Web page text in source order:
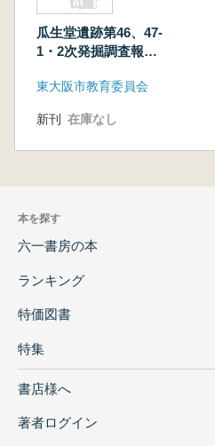
瓜生堂遺跡第46、47-
1・2次発掘調査報告
東大阪市教育委員会
新刊 在庫なし
本を探す
六一書房の本
ランキング
特価図書
特集
書店様へ
著者ログイン